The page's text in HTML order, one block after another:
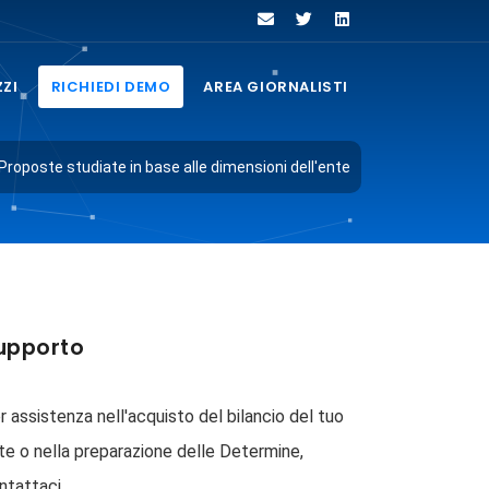
RICHIEDI DEMO AREA GIORNALISTI
studiate in base alle dimensioni dell'ente
assistenza nell'acquisto del bilancio del tuo
o nella preparazione delle Determine,